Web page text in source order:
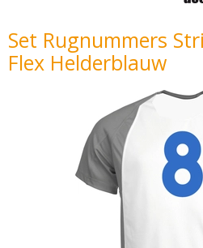
Set Rugnummers
Flex Helderblauw